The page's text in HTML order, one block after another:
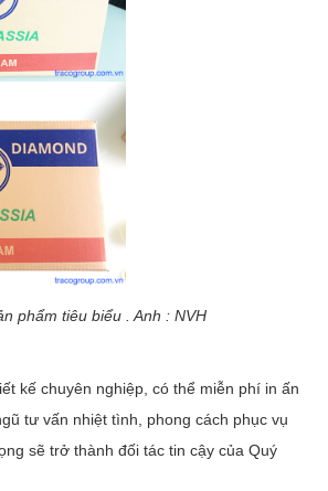
phẩm tiêu biểu . Anh : NVH
kế chuyên nghiệp, có thể miễn phí in ấn
tư vấn nhiệt tình, phong cách phục vụ
sẽ trở thành đối tác tin cậy của Quý